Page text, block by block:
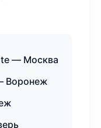
— Москва
Воронеж